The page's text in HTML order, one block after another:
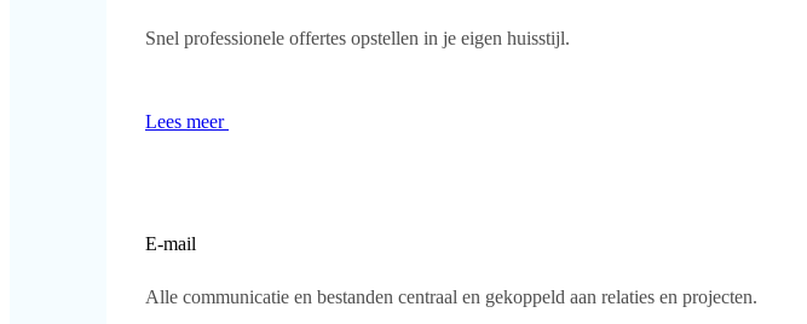
Snel professionele offertes opstellen in je eigen huisstijl.
Lees meer
E-mail
Alle communicatie en bestanden centraal en gekoppeld aan relaties en projecten.